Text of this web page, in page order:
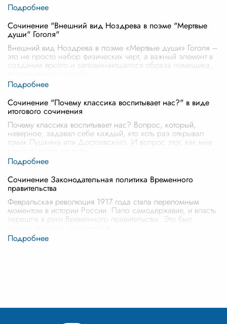
Сочинение "Внешний вид Ноздрева в поэме "Мертвые
души" Гоголя"
Внешний вид Ноздрева в поэме «Мертвые души» Гоголя –
это не просто набор физических черт, а важный элемент в
создании яркого и запоминающегося образа помещика,
Сочинение "Почему классика воспитывает нас?" в виде
итогового сочинения
Почему классика воспитывает нас? Вопрос, который,
наверное, задавал себе каждый, кто хоть раз открывал
томик Пушкина или Достоевского. И вопрос этот, как мне
Сочинение Законодательная политика Временного
правительства
Февральская революция 1917 года стала переломным
моментом в истории России. Пало самодержавие, и власть
перешла в руки Временного правительства. Это был